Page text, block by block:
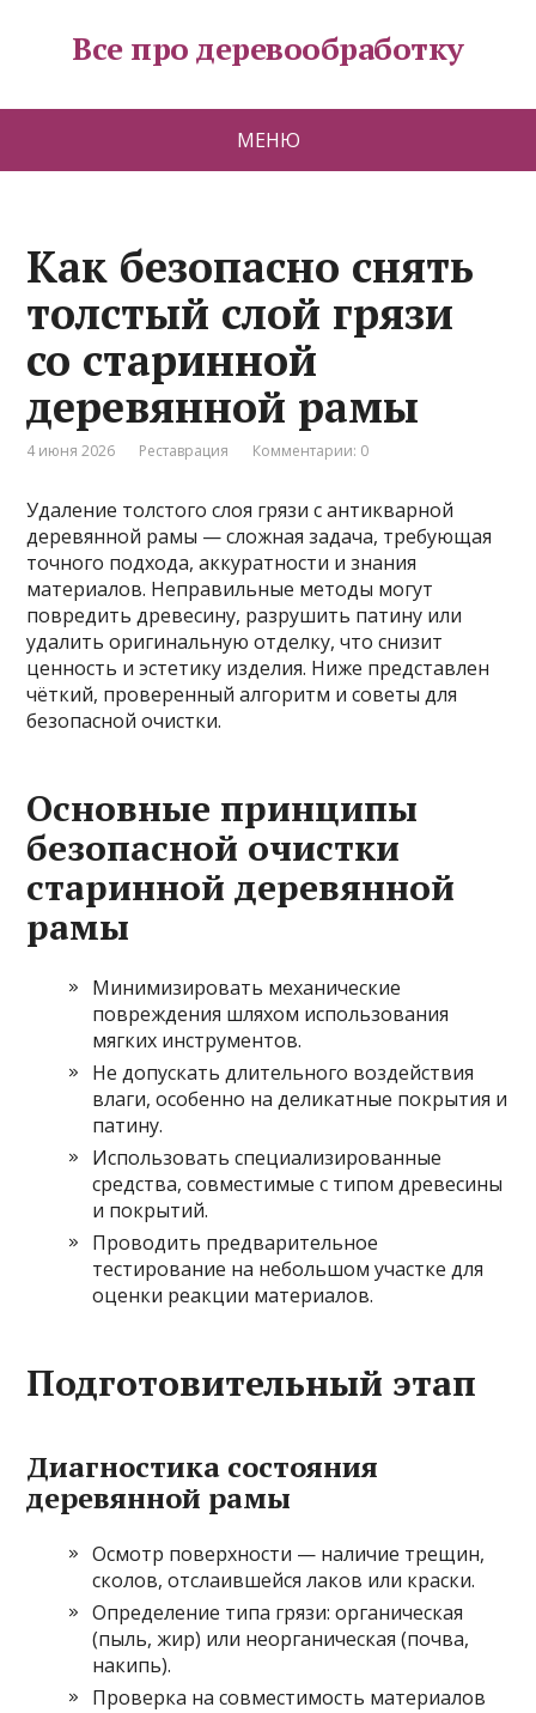
Все про деревообработку
МЕНЮ
Как безопасно снять
толстый слой грязи
со старинной
деревянной рамы
4 июня 2026 Реставрация Комментарии: 0
Удаление толстого слоя грязи с антикварной
деревянной рамы — сложная задача, требующая
точного подхода, аккуратности и знания
материалов. Неправильные методы могут
повредить древесину, разрушить патину или
удалить оригинальную отделку, что снизит
ценность и эстетику изделия. Ниже представлен
чёткий, проверенный алгоритм и советы для
безопасной очистки.
Основные принципы
безопасной очистки
старинной деревянной
рамы
Минимизировать механические
повреждения шляхом использования
мягких инструментов.
Не допускать длительного воздействия
влаги, особенно на деликатные покрытия и
патину.
Использовать специализированные
средства, совместимые с типом древесины
и покрытий.
Проводить предварительное
тестирование на небольшом участке для
оценки реакции материалов.
Подготовительный этап
Диагностика состояния
деревянной рамы
Осмотр поверхности — наличие трещин,
сколов, отслаившейся лаков или краски.
Определение типа грязи: органическая
(пыль, жир) или неорганическая (почва,
накипь).
Проверка на совместимость материалов